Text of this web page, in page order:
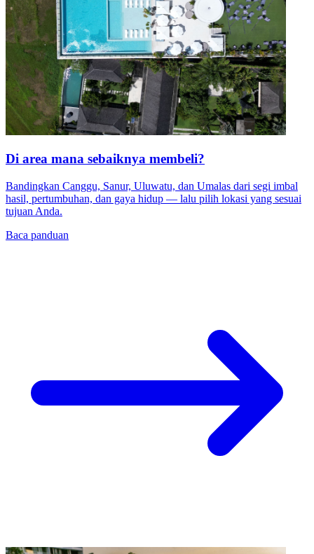
Di area mana sebaiknya membeli?
Bandingkan Canggu, Sanur, Uluwatu, dan Umalas dari segi imbal
hasil, pertumbuhan, dan gaya hidup — lalu pilih lokasi yang sesuai
tujuan Anda.
Baca panduan